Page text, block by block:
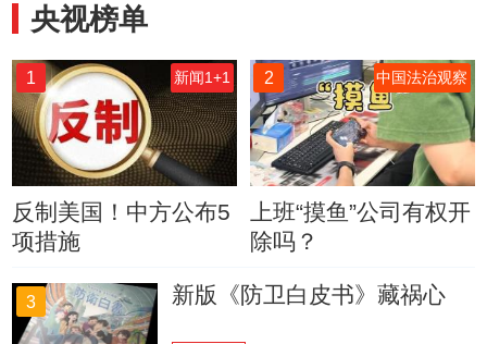
央视榜单
1 新闻1+1
反制美国！中方公布5
项措施
2 中国法治观察
上班“摸鱼”公司有权开
除吗？
3 新版《防卫白皮书》藏祸心